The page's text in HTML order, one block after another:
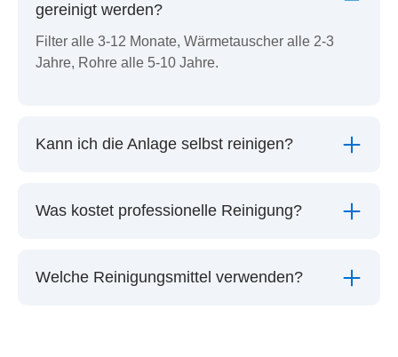
gereinigt werden?
Filter alle 3-12 Monate, Wärmetauscher alle 2-3
Jahre, Rohre alle 5-10 Jahre.
Kann ich die Anlage selbst reinigen?
Was kostet professionelle Reinigung?
Welche Reinigungsmittel verwenden?